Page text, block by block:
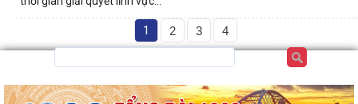
1 2 3 4